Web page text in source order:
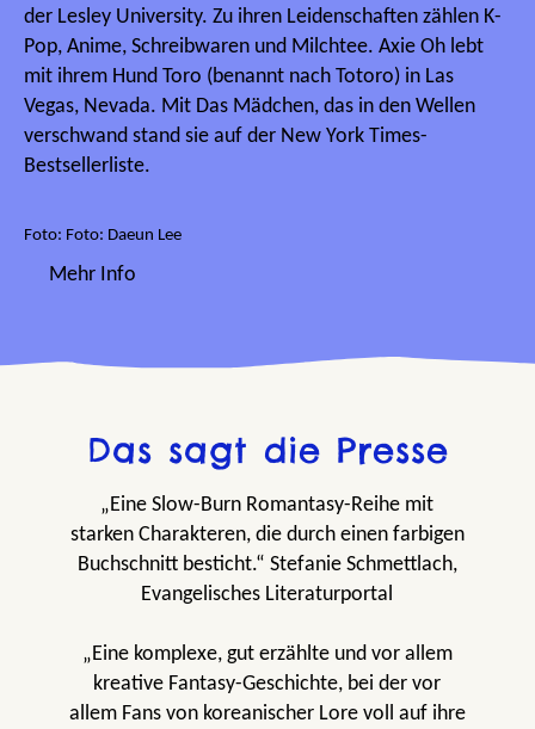
der Lesley University. Zu ihren Leidenschaften zählen K-
Pop, Anime, Schreibwaren und Milchtee. Axie Oh lebt
mit ihrem Hund Toro (benannt nach Totoro) in Las
Vegas, Nevada. Mit Das Mädchen, das in den Wellen
verschwand stand sie auf der New York Times-
Bestsellerliste.
Foto: Foto: Daeun Lee
Mehr Info
Das sagt die Presse
„Eine Slow-Burn Romantasy-Reihe mit
starken Charakteren, die durch einen farbigen
Buchschnitt besticht.“ Stefanie Schmettlach,
Evangelisches Literaturportal
„Eine komplexe, gut erzählte und vor allem
kreative Fantasy-Geschichte, bei der vor
allem Fans von koreanischer Lore voll auf ihre